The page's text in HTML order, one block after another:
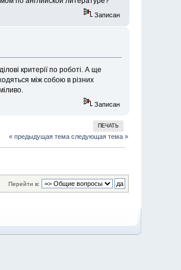
Записан
критерії по роботі. А ще
між собою в різних
Записан
ПЕЧАТЬ
« предыдущая тема следующая тема »
Перейти в: